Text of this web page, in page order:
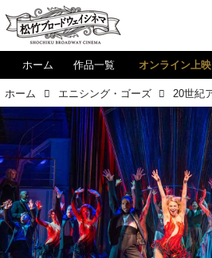
ホーム 作品一覧 オンライン上映
ホーム エニシング・ゴーズ